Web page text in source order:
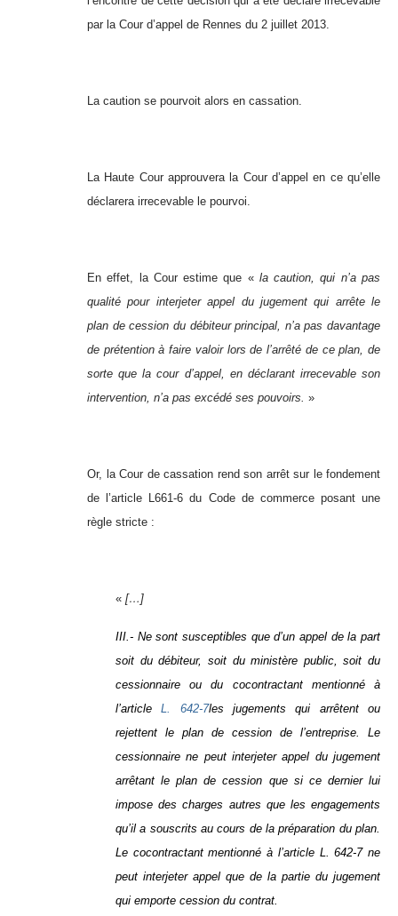
par la Cour d’appel de Rennes du 2 juillet 2013.
La caution se pourvoit alors en cassation.
La Haute Cour approuvera la Cour d’appel en ce qu’elle
déclarera irrecevable le pourvoi.
En effet, la Cour estime que « la caution, qui n’a pas
qualité pour interjeter appel du jugement qui arrête le
plan de cession du débiteur principal, n’a pas davantage
de prétention à faire valoir lors de l’arrêté de ce plan, de
sorte que la cour d’appel, en déclarant irrecevable son
intervention, n’a pas excédé ses pouvoirs. »
Or, la Cour de cassation rend son arrêt sur le fondement
de l’article L661-6 du Code de commerce posant une
règle stricte :
« […]
III.- Ne sont susceptibles que d’un appel de la part
soit du débiteur, soit du ministère public, soit du
cessionnaire ou du cocontractant mentionné à
l’article
L. 642-7les jugements qui arrêtent ou
rejettent le plan de cession de l’entreprise. Le
cessionnaire ne peut interjeter appel du jugement
arrêtant le plan de cession que si ce dernier lui
impose des charges autres que les engagements
qu’il a souscrits au cours de la préparation du plan.
Le cocontractant mentionné à l’article L. 642-7 ne
peut interjeter appel que de la partie du jugement
qui emporte cession du contrat.